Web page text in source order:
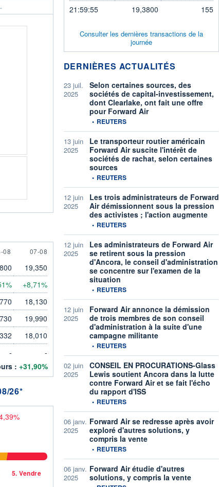
08 7 AUGUST
07-08
19,350
+8,71%
18,130
19,990
18,010
-
-
: +31,90%
26*
5. Vendre
21:59:55
19,3800 155
Consulter les dernières transactions de la
journée
DERNIÈRES ACTUALITÉS
23 juil.
2025
Selon certaines sources, des
sociétés de capital-investissement,
dont Clearlake, ont fait une offre
pour Forward Air
information fournie par
• REUTERS
13 juin
2025
Le transporteur routier américain
Forward Air suscite l'intérêt de
sociétés de rachat, selon certaines
sources
information fournie par
• REUTERS
12 juin
2025
Les trois administrateurs de Forward
Air démissionnent sous la pression
des activistes ; l'action augmente
information fournie par
• REUTERS
12 juin
2025
Les administrateurs de Forward Air
se retirent sous la pression
d'Ancora, le conseil d'administration
se concentre sur l'examen de la
situation
information fournie par
• REUTERS
12 juin
2025
Forward Air annonce la démission
de trois membres de son conseil
d'administration à la suite d'une
campagne militante
information fournie par
• REUTERS
02 juin
2025
CONSEIL EN PROCURATIONS-Glass
Lewis soutient Ancora dans la lutte
contre Forward Air et se fait l'écho
du rapport d'ISS
information fournie par
• REUTERS
06 janv.
2025
Forward Air se redresse après avoir
exploré d'autres solutions, y
compris la vente
information fournie par
• REUTERS
06 janv.
2025
Forward Air étudie d'autres
solutions, y compris la vente
information fournie par